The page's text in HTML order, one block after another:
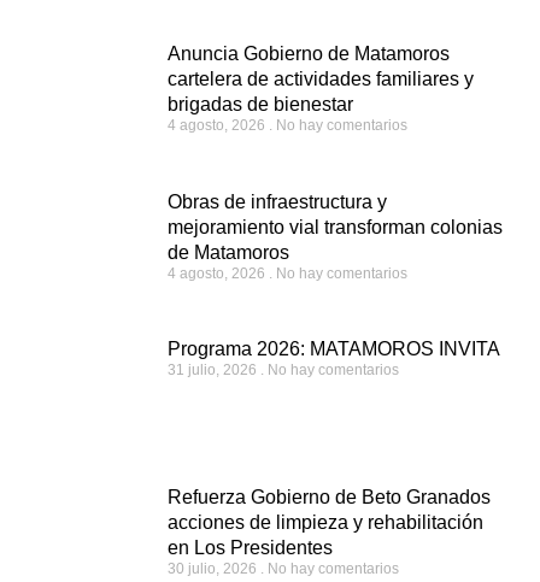
Anuncia Gobierno de Matamoros
cartelera de actividades familiares y
brigadas de bienestar
4 agosto, 2026 No hay comentarios
Obras de infraestructura y
mejoramiento vial transforman colonias
de Matamoros
4 agosto, 2026 No hay comentarios
Programa 2026: MATAMOROS INVITA
31 julio, 2026 No hay comentarios
Refuerza Gobierno de Beto Granados
acciones de limpieza y rehabilitación
en Los Presidentes
30 julio, 2026 No hay comentarios